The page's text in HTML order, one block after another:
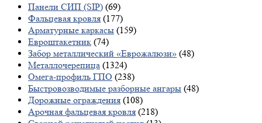
Панели СИП (SIP) (69)
Фальцевая кровля (177)
Арматурные каркасы (159)
Евроштакетник (74)
Забор металлический «Еврожалюзи» (48)
Металлочерепица (1324)
Омега-профиль ГПО (238)
Быстровозводимые разборные ангары (48)
Дорожные ограждения (108)
Арочная фальцевая кровля (218)